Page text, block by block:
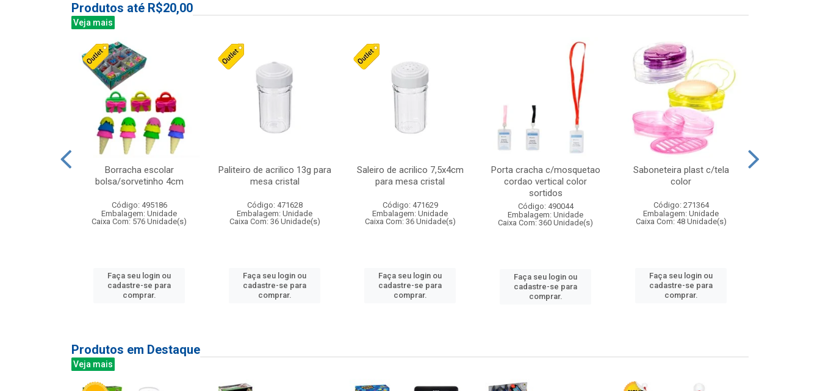
Produtos até R$20,00
Veja mais
Borracha escolar
bolsa/sorvetinho 4cm
Código: 495186
Embalagem: Unidade
Caixa Com: 576 Unidade(s)
Faça seu login ou
cadastre-se para
comprar.
Paliteiro de acrilico 13g para
mesa cristal
Código: 471628
Embalagem: Unidade
Caixa Com: 36 Unidade(s)
Faça seu login ou
cadastre-se para
comprar.
Saleiro de acrilico 7,5x4cm
para mesa cristal
Código: 471629
Embalagem: Unidade
Caixa Com: 36 Unidade(s)
Faça seu login ou
cadastre-se para
comprar.
Porta cracha c/mosquetao
cordao vertical color
sortidos
Código: 490044
Embalagem: Unidade
Caixa Com: 360 Unidade(s)
Faça seu login ou
cadastre-se para
comprar.
Saboneteira plast c/tela
color
Código: 271364
Embalagem: Unidade
Caixa Com: 48 Unidade(s)
Faça seu login ou
cadastre-se para
comprar.
Produtos em Destaque
Veja mais